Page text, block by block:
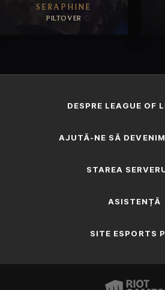
SERAPHINE
PILTOVER
DESPRE LEAGUE OF
AJUTĂ-NE SĂ
STAREA
ASISTENȚĂ
SITE ESPORTS